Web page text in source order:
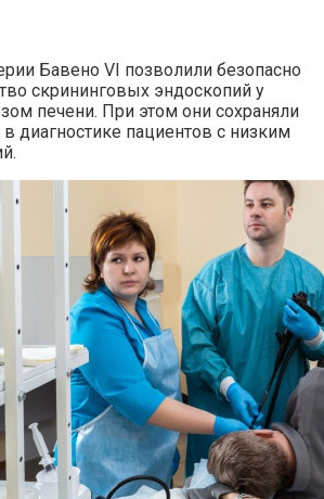
Бавено VI позволили безопасно
скрининговых эндоскопий у
печени. При этом они сохраняли
диагностике пациентов с низким